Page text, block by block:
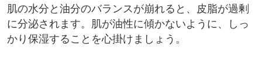
肌の水分と油分のバランスが崩れると、皮脂が過剰
に分泌されます。肌が油性に傾かないように、しっ
かり保湿することを心掛けましょう。